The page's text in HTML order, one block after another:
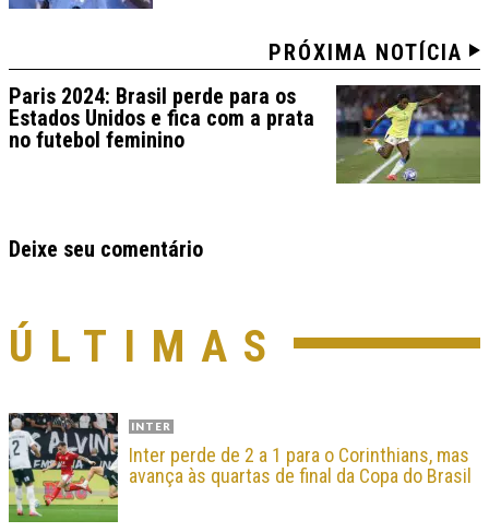
PRÓXIMA NOTÍCIA
Paris 2024: Brasil perde para os
Estados Unidos e fica com a prata
no futebol feminino
Deixe seu comentário
ÚLTIMAS
INTER
Inter perde de 2 a 1 para o Corinthians, mas
avança às quartas de final da Copa do Brasil